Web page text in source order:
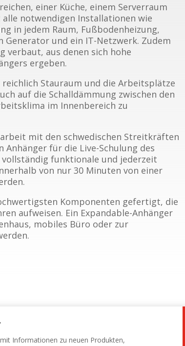
einer Küche, einem Serverraum
notwendigen Installationen wie
in jedem Raum, Fußbodenheizung,
und ein IT-Netzwerk. Zudem
verbaut, aus denen sich hohe
ergeben.
Stauraum und die Arbeitsplätze
auf die Schalldämmung zwischen den
im Innenbereich zu
mit den schwedischen Streitkräften
für die Live-Schulung des
vollständig funktionale und jederzeit
von nur 30 Minuten von einer
Komponenten gefertigt, die
aufweisen. Ein Expandable-Anhänger
mobiles Büro oder zur
Informationen zu neuen Produkten,